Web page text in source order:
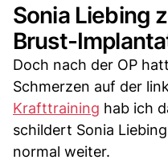
Sonia Liebing
Brust-
Doch nach der OP
Schmerzen auf der
Krafttraining hab ich
schildert Sonia
normal weiter.